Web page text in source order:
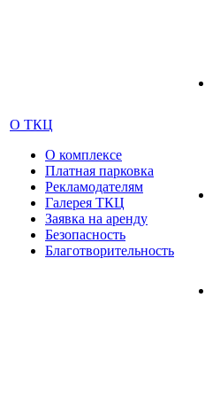
О ТКЦ
О комплексе
Платная парковка
Рекламодателям
Галерея ТКЦ
Заявка на аренду
Безопасность
Благотворительность